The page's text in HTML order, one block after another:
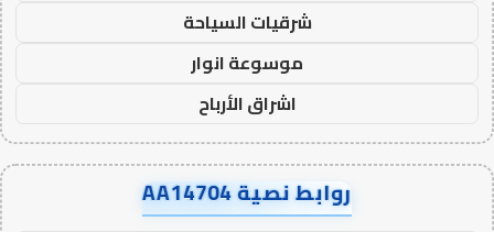
شرقيات السياحة
موسوعة انوار
اشراق الأرباح
روابط نصية AA14704